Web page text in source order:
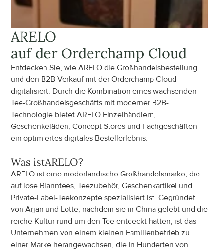
ARELO
auf der Orderchamp Cloud
Entdecken Sie, wie ARELO die Großhandelsbestellung
und den B2B-Verkauf mit der Orderchamp Cloud
digitalisiert. Durch die Kombination eines wachsenden
Tee-Großhandelsgeschäfts mit moderner B2B-
Technologie bietet ARELO Einzelhändlern,
Geschenkeläden, Concept Stores und Fachgeschäften
ein optimiertes digitales Bestellerlebnis.
Was istARELO?
ARELO ist eine niederländische Großhandelsmarke, die
auf lose Blanntees, Teezubehör, Geschenkartikel und
Private-Label-Teekonzepte spezialisiert ist. Gegründet
von Arjan und Lotte, nachdem sie in China gelebt und die
reiche Kultur rund um den Tee entdeckt hatten, ist das
Unternehmen von einem kleinen Familienbetrieb zu
einer Marke herangewachsen, die in Hunderten von